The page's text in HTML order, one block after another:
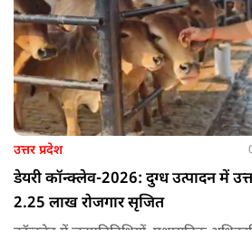
उत्तर प्रदेश
डेयरी कॉन्क्लेव-2026: दुग्ध उत्पादन में
2.25 लाख रोजगार सृजित